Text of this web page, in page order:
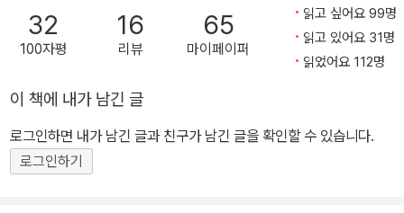
먼 나라 옛 시대의 왕들, 서민들, 그들의 관습과 습관, 지형과 기후, 전
설과 유적들... 그의 저술은 인류의 생활사 그 자체로, 여담(餘談) 형
식의 지리학적, 인종학적, 민속학적, 역사적 자료들이 대량으로 제시
에서 패망에 이르기까지를 누가 믿거나 말거나 기술하고 있다. “나는
들은 대로 전할 의무는 있지만, 그것을 다 믿을 의무는 없다.” 이것은
그의 역사 기술의 원칙이었고, 기록할 수 있는 최대한 다양한 시각과
32
100자평
16
리뷰
65
마이페이퍼
읽고 싶어요 99명
읽고 있어요 31명
읽었어요 112명
이 책에 내가 남긴 글
로그인하면 내가 남긴 글과 친구가 남긴 글을 확인할 수 있습니다.
로그인하기